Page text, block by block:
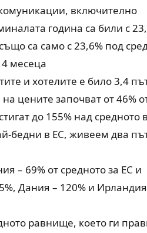
включително
година са били с
са само с 23,6% под
месеца
и хотелите е било 3,4
цените започват от 46%
до 155% над средното в
бедни в ЕС, живеем два
– 69% от средното за ЕС и
Дания – 120% и
равнище, което ги